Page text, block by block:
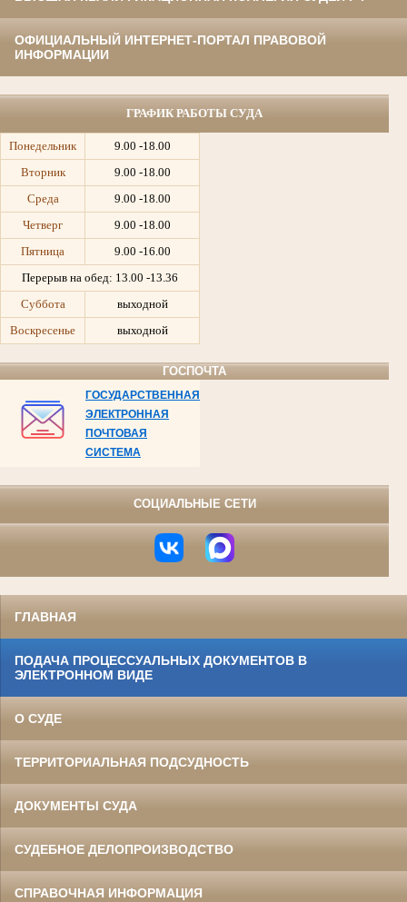
ОФИЦИАЛЬНЫЙ ИНТЕРНЕТ-ПОРТАЛ ПРАВОВОЙ
ИНФОРМАЦИИ
ГРАФИК РАБОТЫ СУДА
Понедельник
9.00 -18.00
Вторник
9.00 -18.00
Среда
9.00 -18.00
Четверг
9.00 -18.00
Пятница
9.00 -16.00
Перерыв на обед: 13.00 -13.36
Суббота
выходной
Воскресенье
выходной
ГОСПОЧТА
ГОСУДАРСТВЕННАЯ
ЭЛЕКТРОННАЯ
ПОЧТОВАЯ
СИСТЕМА
СОЦИАЛЬНЫЕ СЕТИ
ГЛАВНАЯ
ПОДАЧА ПРОЦЕССУАЛЬНЫХ ДОКУМЕНТОВ В
ЭЛЕКТРОННОМ ВИДЕ
О СУДЕ
ТЕРРИТОРИАЛЬНАЯ ПОДСУДНОСТЬ
ДОКУМЕНТЫ СУДА
СУДЕБНОЕ ДЕЛОПРОИЗВОДСТВО
СПРАВОЧНАЯ ИНФОРМАЦИЯ